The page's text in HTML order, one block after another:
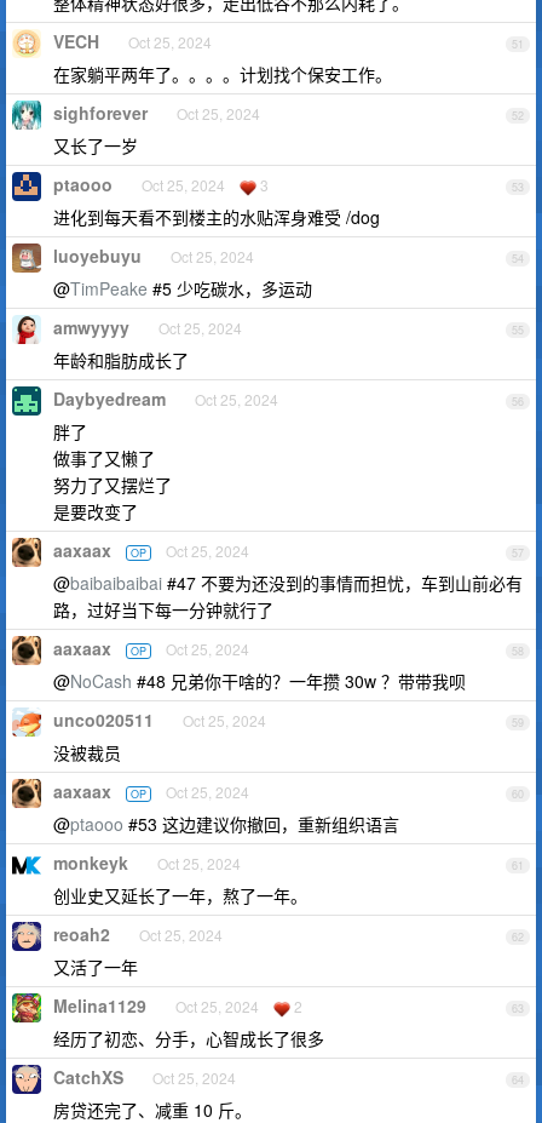
51
VECH Oct 25, 2024
在家躺平两年了。。。。计划找个保安工作。
52
sighforever Oct 25, 2024
又长了一岁
53
ptaooo Oct 25, 2024 3
进化到每天看不到楼主的水贴浑身难受 /dog
54
luoyebuyu Oct 25, 2024
@TimPeake #5 少吃碳水，多运动
55
amwyyyy Oct 25, 2024
年龄和脂肪成长了
56
Daybyedream Oct 25, 2024
胖了
做事了又懒了
努力了又摆烂了
是要改变了
57
aaxaax OP Oct 25, 2024
@baibaibaibai #47 不要为还没到的事情而担忧，车到山前必有
路，过好当下每一分钟就行了
58
aaxaax OP Oct 25, 2024
@NoCash #48 兄弟你干啥的？一年攒 30w ？带带我呗
59
unco020511 Oct 25, 2024
没被裁员
60
aaxaax OP Oct 25, 2024
@ptaooo #53 这边建议你撤回，重新组织语言
61
monkeyk Oct 25, 2024
创业史又延长了一年，熬了一年。
62
reoah2 Oct 25, 2024
又活了一年
63
Melina1129 Oct 25, 2024 2
经历了初恋、分手，心智成长了很多
64
CatchXS Oct 25, 2024
房贷还完了、减重 10 斤。